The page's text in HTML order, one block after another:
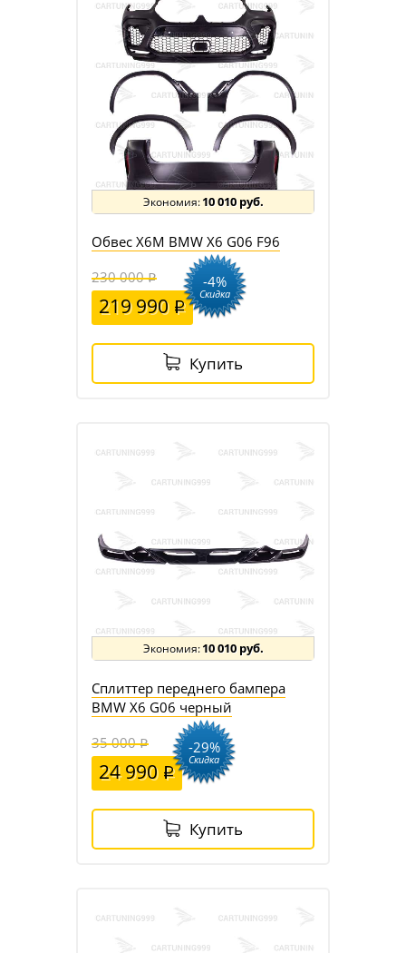
10 010 руб.
Обвес X6M BMW X6 G06 F96
230 000
219 990
-4%
Скидка
Купить
10 010 руб.
Сплиттер переднего бампера
BMW X6 G06 черный
35 000
24 990
-29%
Скидка
Купить